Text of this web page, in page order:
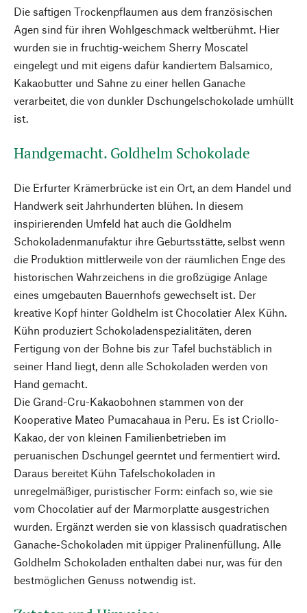
Die saftigen Trockenpflaumen aus dem französischen
Agen sind für ihren Wohlgeschmack weltberühmt. Hier
wurden sie in fruchtig-weichem Sherry Moscatel
eingelegt und mit eigens dafür kandiertem Balsamico,
Kakaobutter und Sahne zu einer hellen Ganache
verarbeitet, die von dunkler Dschungelschokolade umhüllt
ist.
Handgemacht. Goldhelm Schokolade
Die Erfurter Krämerbrücke ist ein Ort, an dem Handel und
Handwerk seit Jahrhunderten blühen. In diesem
inspirierenden Umfeld hat auch die Goldhelm
Schokoladenmanufaktur ihre Geburtsstätte, selbst wenn
die Produktion mittlerweile von der räumlichen Enge des
historischen Wahrzeichens in die großzügige Anlage
eines umgebauten Bauernhofs gewechselt ist. Der
kreative Kopf hinter Goldhelm ist Chocolatier Alex Kühn.
Kühn produziert Schokoladenspezialitäten, deren
Fertigung von der Bohne bis zur Tafel buchstäblich in
seiner Hand liegt, denn alle Schokoladen werden von
Hand gemacht.
Die Grand-Cru-Kakaobohnen stammen von der
Kooperative Mateo Pumacahaua in Peru. Es ist Criollo-
Kakao, der von kleinen Familienbetrieben im
peruanischen Dschungel geerntet und fermentiert wird.
Daraus bereitet Kühn Tafelschokoladen in
unregelmäßiger, puristischer Form: einfach so, wie sie
vom Chocolatier auf der Marmorplatte ausgestrichen
wurden. Ergänzt werden sie von klassisch quadratischen
Ganache-Schokoladen mit üppiger Pralinenfüllung. Alle
Goldhelm Schokoladen enthalten dabei nur, was für den
bestmöglichen Genuss notwendig ist.